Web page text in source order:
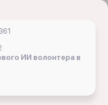
ИИ волонтера в